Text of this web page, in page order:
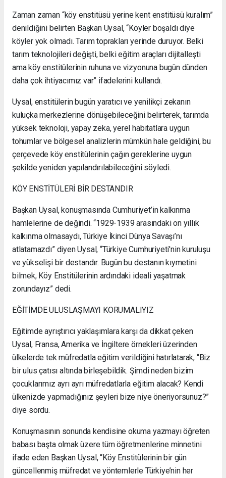
Zaman zaman “köy enstitüsü yerine kent enstitüsü kuralım”
denildiğini belirten Başkan Uysal, “Köyler boşaldı diye
köyler yok olmadı. Tarım toprakları yerinde duruyor. Belki
tarım teknolojileri değişti, belki eğitim araçları dijitalleşti
ama köy enstitülerinin ruhuna ve vizyonuna bugün dünden
daha çok ihtiyacımız var” ifadelerini kullandı.
Uysal, enstitülerin bugün yaratıcı ve yenilikçi zekanın
kuluçka merkezlerine dönüşebileceğini belirterek, tarımda
yüksek teknoloji, yapay zeka, yerel habitatlara uygun
tohumlar ve bölgesel analizlerin mümkün hale geldiğini, bu
çerçevede köy enstitülerinin çağın gereklerine uygun
şekilde yeniden yapılandırılabileceğini söyledi.
KÖY ENSTİTÜLERİ BİR DESTANDIR
Başkan Uysal, konuşmasında Cumhuriyet’in kalkınma
hamlelerine de değindi. “1929-1939 arasındaki on yıllık
kalkınma olmasaydı, Türkiye İkinci Dünya Savaşı’nı
atlatamazdı” diyen Uysal, “Türkiye Cumhuriyeti'nin kuruluşu
ve yükselişi bir destandır. Bugün bu destanın kıymetini
bilmek, Köy Enstitülerinin ardındaki ideali yaşatmak
zorundayız” dedi.
EĞİTİMDE ULUSLAŞMAYI KORUMALIYIZ
Eğitimde ayrıştırıcı yaklaşımlara karşı da dikkat çeken
Uysal, Fransa, Amerika ve İngiltere örnekleri üzerinden
ülkelerde tek müfredatla eğitim verildiğini hatırlatarak, “Biz
bir ulus çatısı altında birleşebildik. Şimdi neden bizim
çocuklarımız ayrı ayrı müfredatlarla eğitim alacak? Kendi
ülkenizde yapmadığınız şeyleri bize niye öneriyorsunuz?”
diye sordu.
Konuşmasının sonunda kendisine okuma yazmayı öğreten
babası başta olmak üzere tüm öğretmenlerine minnetini
ifade eden Başkan Uysal, “Köy Enstitülerinin bir gün
güncellenmiş müfredat ve yöntemlerle Türkiye’nin her